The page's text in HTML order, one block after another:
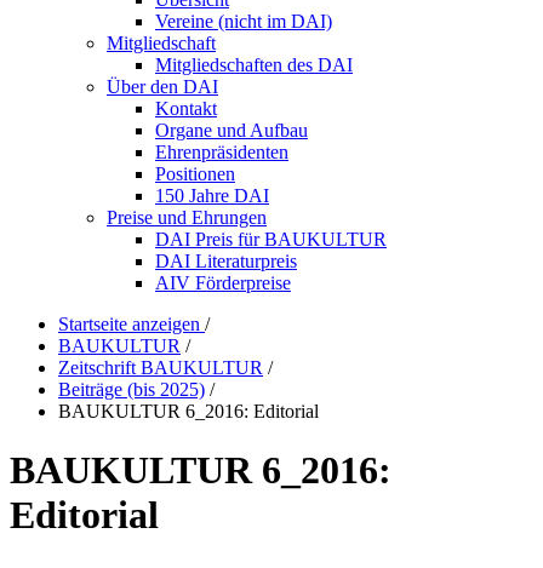
Vereine (nicht im DAI)
Mitgliedschaft
Mitgliedschaften des DAI
Über den DAI
Kontakt
Organe und Aufbau
Ehrenpräsidenten
Positionen
150 Jahre DAI
Preise und Ehrungen
DAI Preis für BAUKULTUR
DAI Literaturpreis
AIV Förderpreise
Startseite anzeigen /
BAUKULTUR /
Zeitschrift BAUKULTUR /
Beiträge (bis 2025) /
BAUKULTUR 6_2016: Editorial
BAUKULTUR 6_2016:
Editorial